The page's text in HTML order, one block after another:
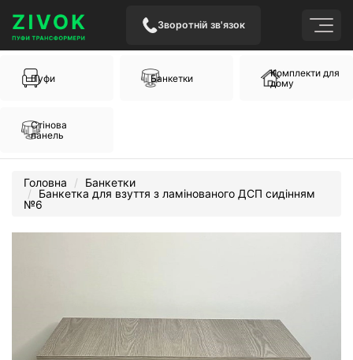
Зворотній зв'язок
Пуфи Банкетки
Комплекти для
дому
Стінова
панель
Головна
Банкетки
Банкетка для взуття з ламінованого ДСП сидінням
№6